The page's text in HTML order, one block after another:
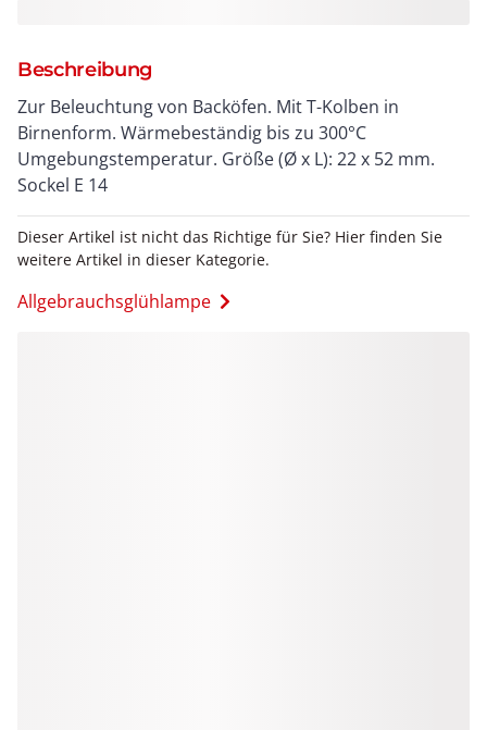
Beschreibung
Zur Beleuchtung von Backöfen. Mit T-Kolben in
Birnenform. Wärmebeständig bis zu 300°C
Umgebungstemperatur. Größe (Ø x L): 22 x 52 mm.
Sockel E 14
Dieser Artikel ist nicht das Richtige für Sie? Hier finden Sie
weitere Artikel in dieser Kategorie.
Allgebrauchsglühlampe